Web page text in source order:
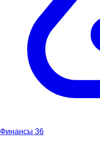
Финансы 36